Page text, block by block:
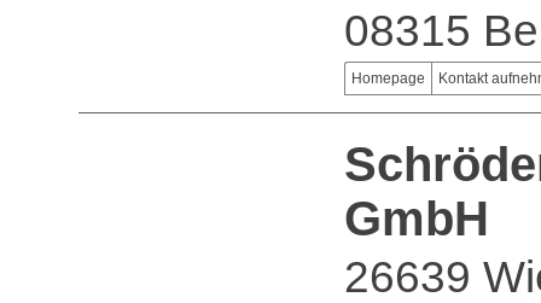
08315
Homepage Kontakt
GmbH
26639